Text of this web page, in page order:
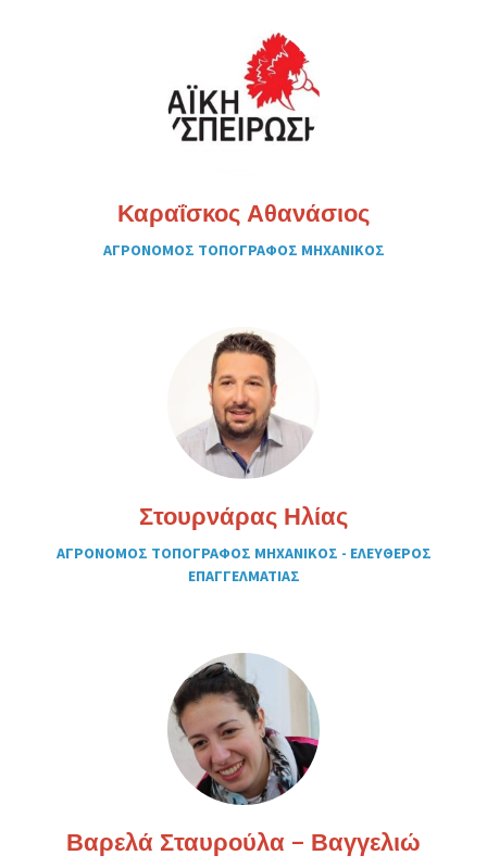
Καραΐσκος Αθανάσιος
ΑΓΡΟΝΟΜΟΣ ΤΟΠΟΓΡΑΦΟΣ ΜΗΧΑΝΙΚΟΣ
Στουρνάρας Ηλίας
ΑΓΡΟΝΟΜΟΣ ΤΟΠΟΓΡΑΦΟΣ ΜΗΧΑΝΙΚΟΣ - ΕΛΕΥΘΕΡΟΣ
ΕΠΑΓΓΕΛΜΑΤΙΑΣ
Βαρελά Σταυρούλα – Βαγγελιώ